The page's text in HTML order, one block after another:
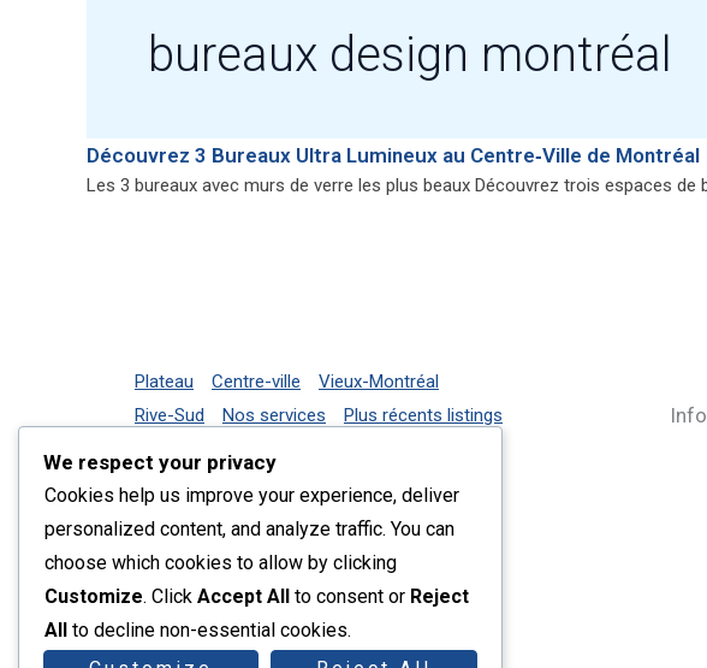
bureaux design montréal
Découvrez 3 Bureaux Ultra Lumineux au Centre‑Ville de Montréal
Les 3 bureaux avec murs de verre les plus beaux Découvrez trois espaces
Plateau Centre-ville
Vieux-Montréal
Rive-Sud
Nos services
Plus récents listings
We respect your privacy
Cookies help us improve your experience, deliver
personalized content, and analyze traffic. You can
choose which cookies to allow by clicking
Customize. Click Accept All to consent or Reject
All to decline non-essential cookies.